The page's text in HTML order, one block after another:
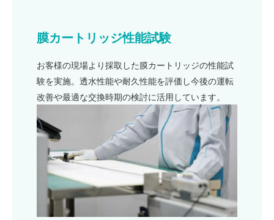
膜カートリッジ性能試験
お客様の現場より採取した膜カートリッジの性能試
験を実施。透水性能や耐久性能を評価し今後の運転
改善や最適な交換時期の検討に活用しています。